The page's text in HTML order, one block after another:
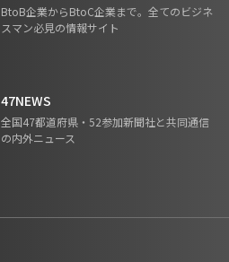
BtoB企業からBtoC企業まで。全てのビジネ
スマン必見の情報サイト
47NEWS
全国47都道府県・52参加新聞社と共同通信
の内外ニュース